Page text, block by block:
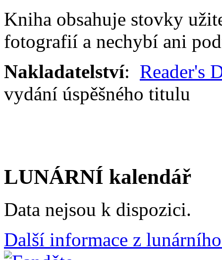
Kniha obsahuje stovky
fotografií a nechybí ani
Nakladatelství: Reader's
vydání úspěšného titulu
LUNÁRNÍ kalendář
Data nejsou k dispozici.
Další informace z